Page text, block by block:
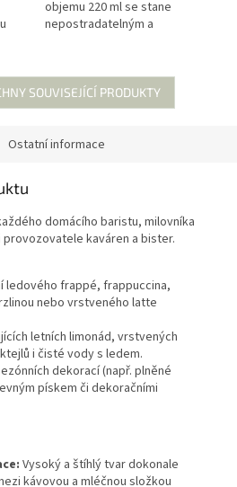
objemu 220 ml se stane
nepostradatelným a
spojují maximální hygienu...
SOUVISEJÍCÍ PRODUKTY
Ostatní informace
domácího baristu, milovníka
kaváren a bister.
ledového frappé, frappuccina,
nebo vrstveného latte
letních limonád, vrstvených
i čisté vody s ledem.
dekorací (např. plněné
pískem či dekoračními
Vysoký a štíhlý tvar dokonale
kávovou a mléčnou složkou